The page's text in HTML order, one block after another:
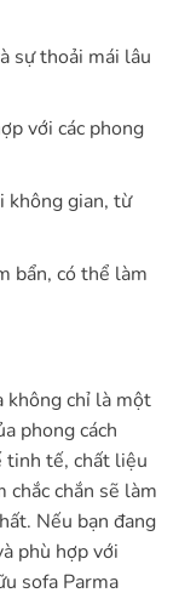
sự thoải mái lâu
với các phong
không gian, từ
bẩn, có thể làm
không chỉ là một
phong cách
tinh tế, chất liệu
chắc chắn sẽ làm
Nếu bạn đang
phù hợp với
sofa Parma